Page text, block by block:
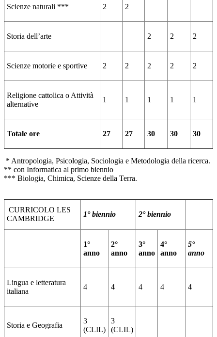
Scienze naturali *** 2 2
Storia dell’arte 2 2 2
Scienze motorie e sportive 2 2 2 2 2
Religione cattolica o Attività
alternative
1 1 1 1 1
Totale ore 27 27 30 30 30
* Antropologia, Psicologia, Sociologia e Metodologia della ricerca.
** con Informatica al primo biennio
*** Biologia, Chimica, Scienze della Terra.
CURRICOLO LES
CAMBRIDGE
1° biennio 2° biennio
1°
anno
2°
anno
3°
anno
4°
anno
5°
anno
Lingua e letteratura
italiana
4 4 4 4 4
Storia e Geografia
3
(CLIL)
3
(CLIL)